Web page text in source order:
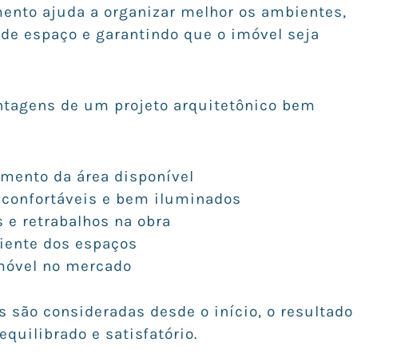
ajuda a organizar melhor os ambientes,
espaço e garantindo que o imóvel seja
de um projeto arquitetônico bem
da área disponível
e bem iluminados
e retrabalhos na obra
dos espaços
no mercado
são consideradas desde o início, o resultado
e satisfatório.